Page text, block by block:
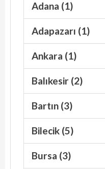
Adana (1)
Adapazarı (1)
Ankara (1)
Balıkesir (2)
Bartın (3)
Bilecik (5)
Bursa (3)